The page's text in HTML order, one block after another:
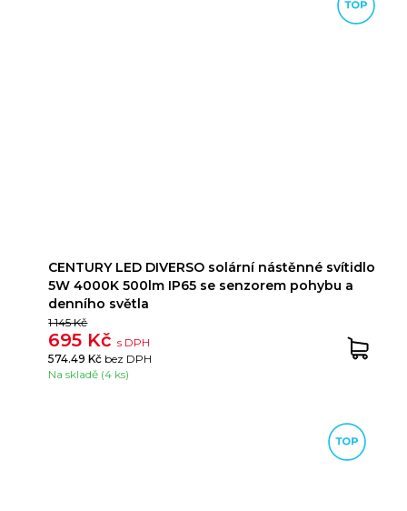
CENTURY LED DIVERSO solární nástěnné svítidlo
5W 4000K 500lm IP65 se senzorem pohybu a
denního světla
1 145 Kč
695 Kčs DPH
574.49 Kč bez DPH
Na skladě (4 ks)